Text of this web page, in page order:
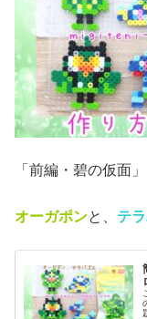
「前編・碧の仮面
オーガポンと、 テ